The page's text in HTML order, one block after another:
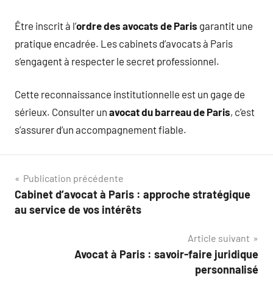
Être inscrit à l’ordre des avocats de Paris garantit une
pratique encadrée. Les cabinets d’avocats à Paris
s’engagent à respecter le secret professionnel.
Cette reconnaissance institutionnelle est un gage de
sérieux. Consulter un avocat du barreau de Paris, c’est
s’assurer d’un accompagnement fiable.
Navigation
de
Publication précédente
Cabinet d’avocat à Paris : approche stratégique
au service de vos intérêts
Article suivant
Avocat à Paris : savoir-faire juridique
personnalisé